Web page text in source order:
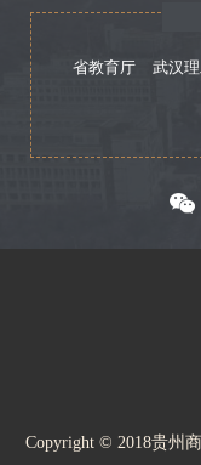
传部文字来源：保卫
场，聚焦师生急难愁
形式主义，减轻基层
根基久久为功，杜绝
一致表示深受思想洗
本次党课为契机，持
政绩观论述摘编》，
管各部门、各学院的
效服务学校发展，奋
践、师生、历史检验
党支部、图书馆党支
基层党委班子、通识
延伸、作风建设核心
想，才能校准政绩导
虹强调，要紧扣“立
观错位偏差、摒弃急
校第二次党代会确定
为功深耕内涵建设，
水平新型商科大学建
调查研究、求真务实
硬作风，涵养更加风
省教育厅 武汉
Copyright © 2018贵